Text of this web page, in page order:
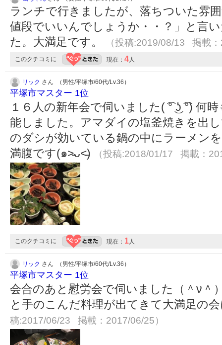
ランチで行きましたが、落ちついた雰
値段でいいんでしょうか・・？」と言
た。大満足です。
（投稿:2019/08/13 掲載
このクチコミに 現在： 4 人
リック さん （男性/平塚市/60代/Lv.36）
平塚市マスター 1位
１６人の新年会で伺いました( ͡° ͜ʖ ͡°) 何
能しました。アマダイの塩釜焼きを出
のダシが効いている鍋の中にラーメン
満腹です(๑˃̵ᴗ˂̵)
（投稿:2018/01/17 掲載：
このクチコミに 現在： 1 人
リック さん （男性/平塚市/60代/Lv.36）
平塚市マスター 1位
会合のあと慰労会で伺いました（＾ν＾
と手のこんだ料理が出てきて大満足の
稿:2017/06/23 掲載：2017/06/25）